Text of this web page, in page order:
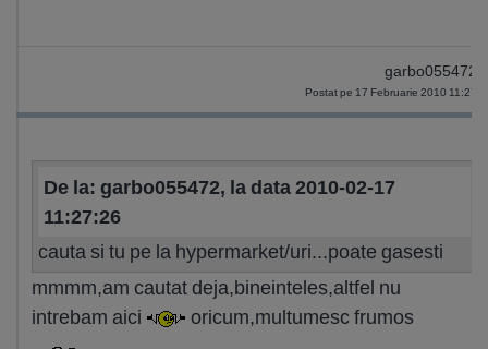
garbo055472
Postat pe 17 Februarie 2010 11:27
De la: garbo055472, la data 2010-02-17
11:27:26
cauta si tu pe la hypermarket/uri...poate gasesti
mmmm,am cautat deja,bineinteles,altfel nu
intrebam aici
oricum,multumesc frumos